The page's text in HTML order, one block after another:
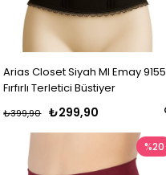
Arias Closet Siyah MI Emay 9155
Fırfırlı Terletici Büstiyer
₺299,90
₺399,90
%20